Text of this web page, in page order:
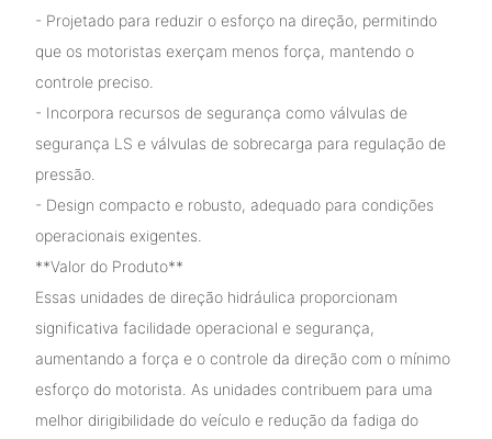
- Projetado para reduzir o esforço na direção, permitindo
que os motoristas exerçam menos força, mantendo o
controle preciso.
- Incorpora recursos de segurança como válvulas de
segurança LS e válvulas de sobrecarga para regulação de
pressão.
- Design compacto e robusto, adequado para condições
operacionais exigentes.
**Valor do Produto**
Essas unidades de direção hidráulica proporcionam
significativa facilidade operacional e segurança,
aumentando a força e o controle da direção com o mínimo
esforço do motorista. As unidades contribuem para uma
melhor dirigibilidade do veículo e redução da fadiga do